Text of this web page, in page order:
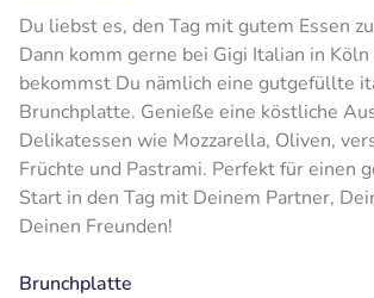
Du liebst es, den Tag mit gutem Essen
Dann komm gerne bei Gigi Italian in
bekommst Du nämlich eine gutgefüllte
Brunchplatte. Genieße eine köstliche
Delikatessen wie Mozzarella, Oliven,
Früchte und Pastrami. Perfekt für einen
Start in den Tag mit Deinem Partner,
Deinen Freunden!
Brunchplatte